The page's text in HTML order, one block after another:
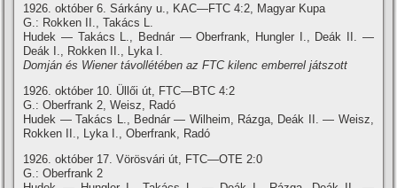
1926. október 6. Sárkány u., KAC—FTC 4:2, Magyar Kupa
G.: Rokken II., Takács L.
Hudek — Takács L., Bednár — Oberfrank, Hungler I., Deák II. —
Deák I., Rokken II., Lyka I.
Domján és Wiener távollétében az FTC kilenc emberrel játszott
1926. október 10. Üllői út, FTC—BTC 4:2
G.: Oberfrank 2, Weisz, Radó
Hudek — Takács L., Bednár — Wilheim, Rázga, Deák II. — Weisz,
Rokken II., Lyka I., Oberfrank, Radó
1926. október 17. Vörösvári út, FTC—OTE 2:0
G.: Oberfrank 2